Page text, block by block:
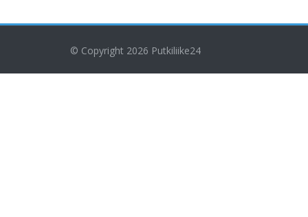
© Copyright 2026 Putkiliike24